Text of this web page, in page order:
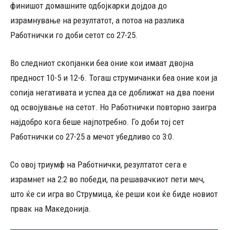
финишот домашните одбојкарки дојдоа до
израмнување на резултатот, а потоа на разлика
Работнички го доби сетот со 27-25.
Во следниот скопјанки беа оние кои имаат двојна
предност 10-5 и 12-6. Тогаш струмичанки беа оние кои ја
сопија негативата и успеа да се доближат на два поени
од освојување на сетот. Но Работнички повторно заигра
најдобро кога беше најпотребно. Го доби тој сет
Работнички со 27-25 а мечот убедливо со 3:0.
Со овој триумф на Работнички, резултатот сега е
израмнет на 2:2 во победи, па решавачкиот пети меч,
што ќе си игра во Струмица, ќе реши кои ќе биде новиот
првак на Македонија.